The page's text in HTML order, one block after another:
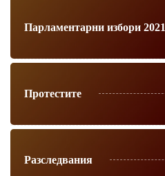
Парламентарни избори 2021
Протестите
Разследвания